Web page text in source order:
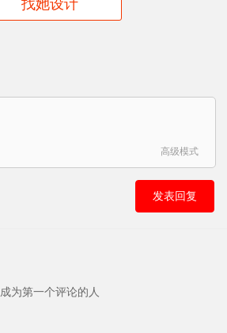
找她设计
高级模式
发表回复
成为第一个评论的人